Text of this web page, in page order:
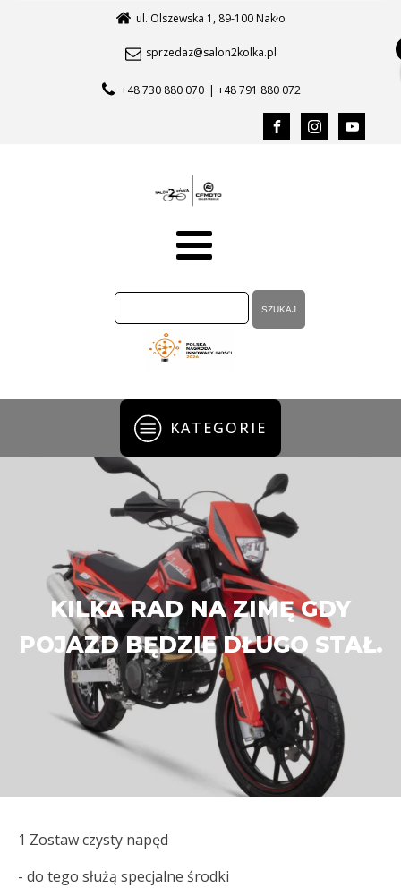
ul. Olszewska 1, 89-100 Nakło
sprzedaz@salon2kolka.pl
+48 730 880 070 | +48 791 880 072
KATEGORIE
KILKA RAD NA ZIMĘ GDY
POJAZD BĘDZIE DŁUGO STAŁ.
1 Zostaw czysty napęd
- do tego służą specjalne środki